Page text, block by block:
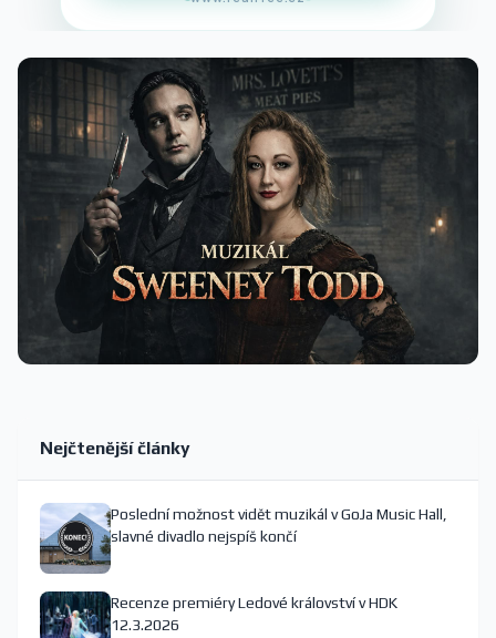
Nejčtenější články
Poslední možnost vidět muzikál v GoJa Music Hall,
slavné divadlo nejspíš končí
Recenze premiéry Ledové království v HDK
12.3.2026